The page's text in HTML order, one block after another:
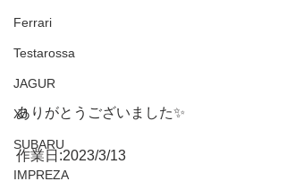
Ferrari
Testarossa
JAGUR
XJ
SUBARU
IMPREZA
ありがとうございました✨
作業日:2023/3/13